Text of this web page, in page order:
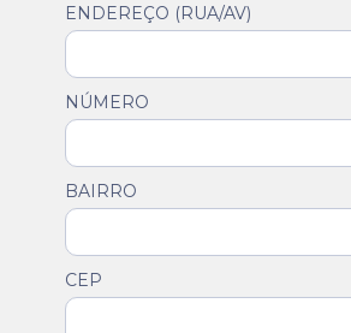
ENDEREÇO (RUA/AV)
NÚMERO
BAIRRO
CEP